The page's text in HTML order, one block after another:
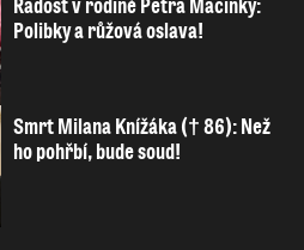
Polibky a růžová oslava!
Smrt Milana Knížáka († 86): Než
ho pohřbí, bude soud!